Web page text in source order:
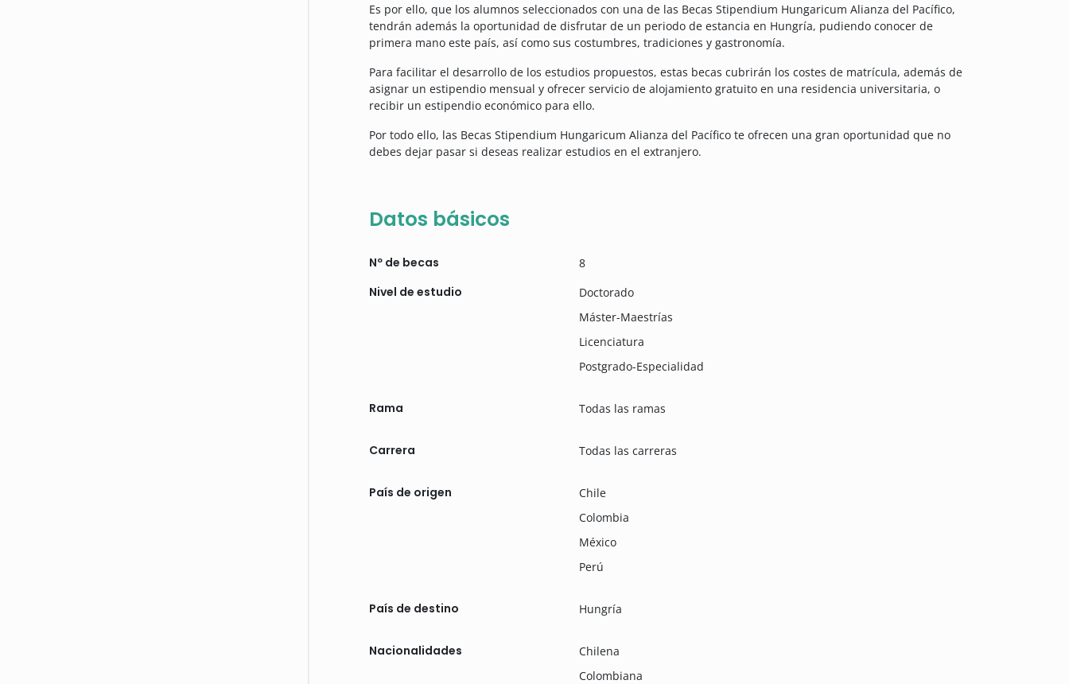
Es por ello, que los alumnos seleccionados con una de las Becas Stipendium Hungaricum Alianza del Pacífico,
tendrán además la oportunidad de disfrutar de un periodo de estancia en Hungría, pudiendo conocer de
primera mano este país, así como sus costumbres, tradiciones y gastronomía.
Para facilitar el desarrollo de los estudios propuestos, estas becas cubrirán los costes de matrícula, además de
asignar un estipendio mensual y ofrecer servicio de alojamiento gratuito en una residencia universitaria, o
recibir un estipendio económico para ello.
Por todo ello, las Becas Stipendium Hungaricum Alianza del Pacífico te ofrecen una gran oportunidad que no
debes dejar pasar si deseas realizar estudios en el extranjero.
Datos básicos
Nº de becas 8
Nivel de estudio
Doctorado
Máster-Maestrías
Licenciatura
Postgrado-Especialidad
Rama Todas las ramas
Carrera Todas las carreras
País de origen
Chile
Colombia
México
Perú
País de destino Hungría
Nacionalidades
Chilena
Colombiana